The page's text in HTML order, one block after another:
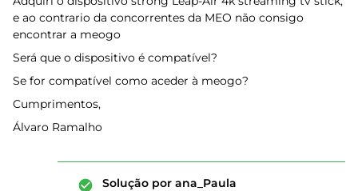
e ao contrario da concorrentes da MEO não consigo
encontrar a meogo
Será que o dispositivo é compatível?
Se for compatível como aceder à meogo?
Cumprimentos,
Álvaro Ramalho
Solução por ana_Paula